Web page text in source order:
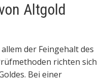
Altgold
der Feingehalt des
richten sich
Bei einer